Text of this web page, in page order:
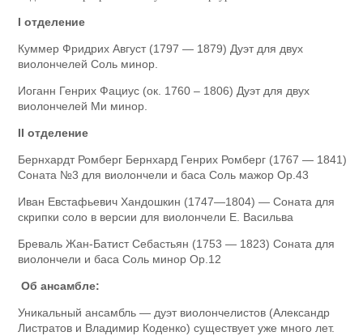
I отделение
Куммер Фридрих Август (1797 — 1879) Дуэт для двух
виолончелей Соль минор.
Иоганн Генрих Фациус (ок. 1760 – 1806) Дуэт для двух
виолончелей Ми минор.
II отделение
Бернхардт Ромберг Бернхард Генрих Ромберг (1767 — 1841)
Соната №3 для виолончели и баса Соль мажор Op.43
Иван Евстафьевич Хандошкин (1747—1804) — Соната для
скрипки соло в версии для виолончели Е. Васильва
Бреваль Жан-Батист Себастьян (1753 — 1823) Соната для
виолончели и баса Соль минор Op.12
Об ансамбле:
Уникальный ансамбль — дуэт виолончелистов (Александр
Листратов и Владимир Коденко) существует уже много лет.